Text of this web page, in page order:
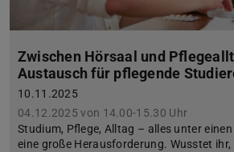
Zwischen Hörsaal und
Austausch für pflegende
10.11.2025
04.12.2025 von 14.00-15.30 Uhr
Studium, Pflege, Alltag – alles unter
eine große Herausforderung. Wusstet ihr,